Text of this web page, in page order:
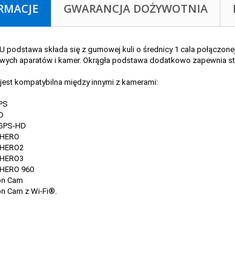
GWARANCJA DOŻYWOTNIA
podstawa składa się z gumowej kuli o średnicy 1 cala
aparatów i kamer. Okrągła podstawa dodatkowo zapewnia
kompatybilna między innymi z kamerami:
HD
960
Cam
Cam z Wi-Fi®.